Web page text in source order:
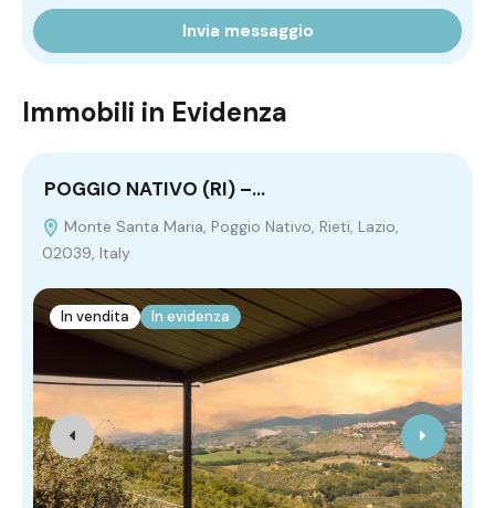
Invia messaggio
Immobili in Evidenza
POGGIO NATIVO (RI) –…
Monte Santa Maria, Poggio Nativo, Rieti, Lazio,
02039, Italy
In vendita In evidenza